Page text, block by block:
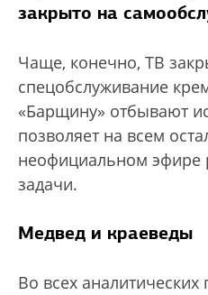
закрыто на
Чаще, конечно, ТВ
спецобслуживание
«Барщину» отбывают
позволяет на всем
неофициальном эфире
задачи.
Медвед и краеведы
Во всех